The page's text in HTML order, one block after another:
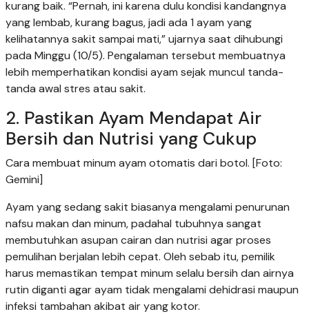
kurang baik. “Pernah, ini karena dulu kondisi kandangnya
yang lembab, kurang bagus, jadi ada 1 ayam yang
kelihatannya sakit sampai mati,” ujarnya saat dihubungi
pada Minggu (10/5). Pengalaman tersebut membuatnya
lebih memperhatikan kondisi ayam sejak muncul tanda-
tanda awal stres atau sakit.
2. Pastikan Ayam Mendapat Air
Bersih dan Nutrisi yang Cukup
Cara membuat minum ayam otomatis dari botol. [Foto:
Gemini]
Ayam yang sedang sakit biasanya mengalami penurunan
nafsu makan dan minum, padahal tubuhnya sangat
membutuhkan asupan cairan dan nutrisi agar proses
pemulihan berjalan lebih cepat. Oleh sebab itu, pemilik
harus memastikan tempat minum selalu bersih dan airnya
rutin diganti agar ayam tidak mengalami dehidrasi maupun
infeksi tambahan akibat air yang kotor.